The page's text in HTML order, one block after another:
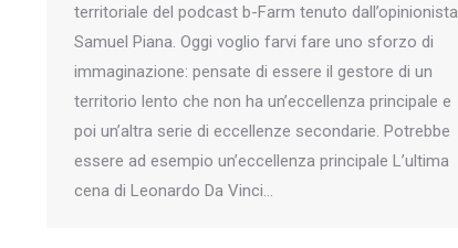
territoriale del podcast b-Farm tenuto dall’opinionista
Samuel Piana. Oggi voglio farvi fare uno sforzo di
immaginazione: pensate di essere il gestore di un
territorio lento che non ha un’eccellenza principale e
poi un’altra serie di eccellenze secondarie. Potrebbe
essere ad esempio un’eccellenza principale L’ultima
cena di Leonardo Da Vinci…